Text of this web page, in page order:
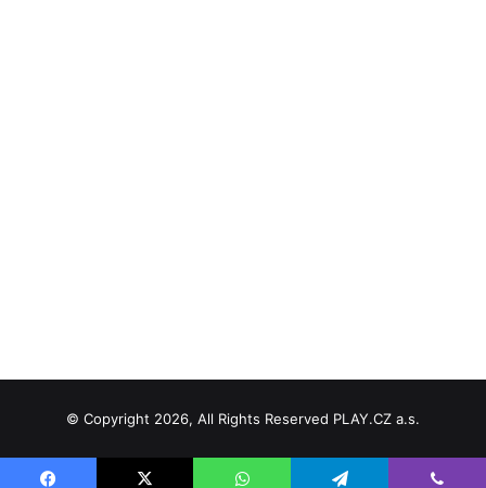
© Copyright 2026, All Rights Reserved PLAY.CZ a.s.